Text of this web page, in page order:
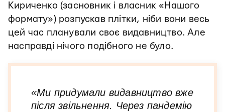
Кириченко (засновник і власник «Нашого
формату») розпускав плітки, ніби вони весь
цей час планували своє видавництво. Але
насправді нічого подібного не було.
«Ми придумали видавництво вже
після звільнення. Через пандемію